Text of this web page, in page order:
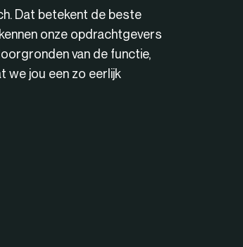
Dat betekent de beste
onze opdrachtgevers
van de functie,
we jou een zo eerlijk